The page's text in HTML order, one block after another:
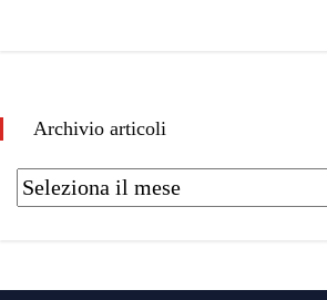
Archivio articoli